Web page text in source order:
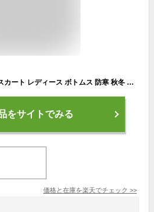
キルティング スカート 巻きスカート レディース ボトムス 防寒 秋冬 ロング丈 ダウンスカート ラップスカート キルト 中綿 中綿スカート ロングスカート 大きいサイズ マキシスカート ミモレ丈 きれいめ 台形 巻き 防寒対策 寒さ対策 冬用 厚手 超軽量 あったかい 無地
をサイトでみる
価格と在庫を楽天でチェック >>